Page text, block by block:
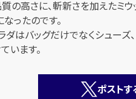
高さに、斬新さを加えたミ
ったのです。
はバッグだけでなくシューズ
います。
ポストす